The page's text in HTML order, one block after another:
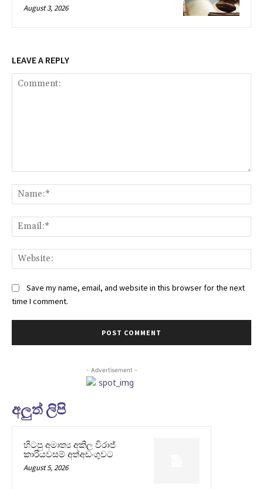
August 3, 2026
LEAVE A REPLY
Save my name, email, and website in this browser for the next
time I comment.
- Advertisement -
අලුත් ලිපි
හිටපු අමාත්‍ය අකිල විරාජ්
කාරියවසම් අත්අඩංගුවට
August 5, 2026